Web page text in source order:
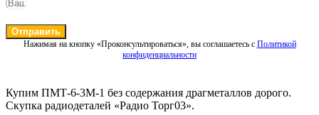
Отправить
Нажимая на кнопку «Проконсультироваться», вы соглашаетесь с Политикой
конфиденциальности
Купим ПМТ-6-3М-1 без содержания драгметаллов дорого.
Скупка радиодеталей «Радио Торг03».